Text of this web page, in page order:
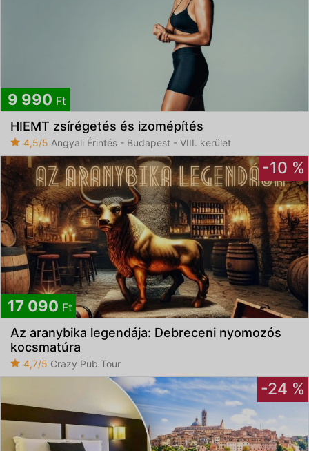
9 990 Ft
HIEMT zsírégetés és izomépítés
4,5/5 Angyali Érintés - Budapest - VIII. kerület
-10 %
17 090 Ft
Az aranybika legendája: Debreceni nyomozós
kocsmatúra
4,7/5 Crazy Pub Tour
-24 %